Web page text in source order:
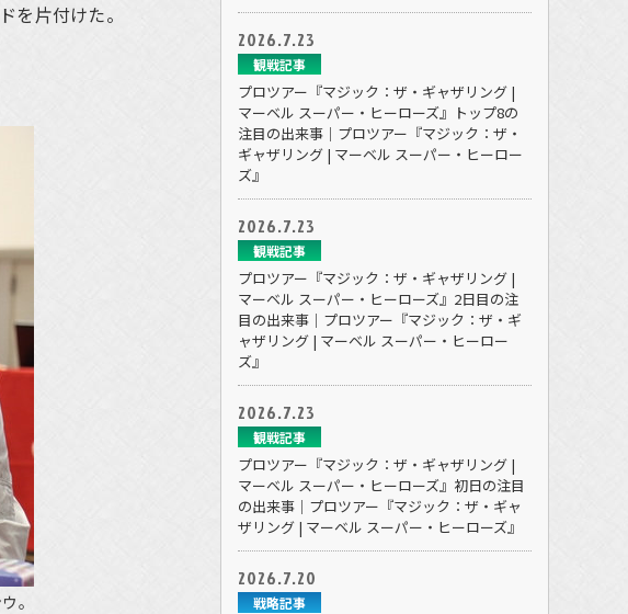
を片付けた。
。
2026.7.23
観戦記事
プロツアー『マジック：ザ・ギャザリング |
マーベル スーパー・ヒーローズ』トップ8の
注目の出来事｜プロツアー『マジック：ザ・
ギャザリング | マーベル スーパー・ヒーロー
ズ』
2026.7.23
観戦記事
プロツアー『マジック：ザ・ギャザリング |
マーベル スーパー・ヒーローズ』2日目の注
目の出来事｜プロツアー『マジック：ザ・ギ
ャザリング | マーベル スーパー・ヒーロー
ズ』
2026.7.23
観戦記事
プロツアー『マジック：ザ・ギャザリング |
マーベル スーパー・ヒーローズ』初日の注目
の出来事｜プロツアー『マジック：ザ・ギャ
ザリング | マーベル スーパー・ヒーローズ』
2026.7.20
戦略記事